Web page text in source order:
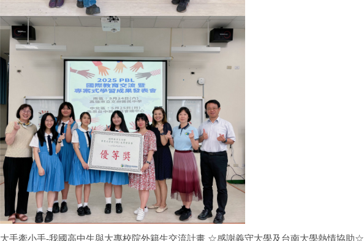
大手牽小手-我國高中生與大專校院外籍生交流計畫 ☆感謝義守大學及台南大學熱情協助☆